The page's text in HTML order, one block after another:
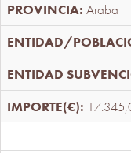
Araba